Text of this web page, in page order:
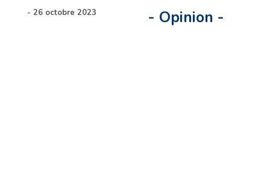
- Opinion -
- 26 octobre 2023